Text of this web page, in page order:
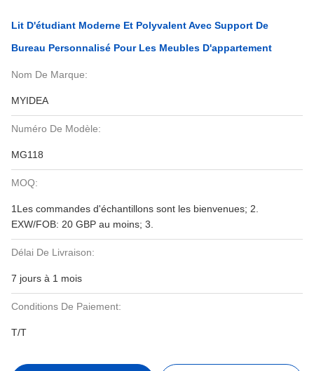
Lit D'étudiant Moderne Et Polyvalent Avec Support De
Bureau Personnalisé Pour Les Meubles D'appartement
Nom De Marque:
MYIDEA
Numéro De Modèle:
MG118
MOQ:
1Les commandes d'échantillons sont les bienvenues; 2.
EXW/FOB: 20 GBP au moins; 3.
Délai De Livraison:
7 jours à 1 mois
Conditions De Paiement:
T/T